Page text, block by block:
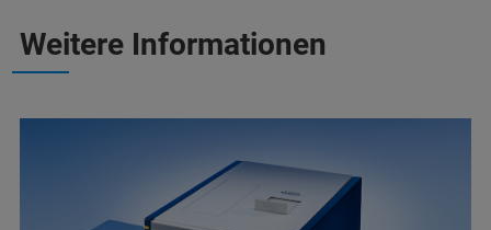
Weitere Informationen